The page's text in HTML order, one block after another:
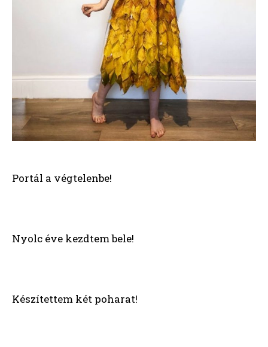
Portál a végtelenbe!
Nyolc éve kezdtem bele!
Készítettem két poharat!